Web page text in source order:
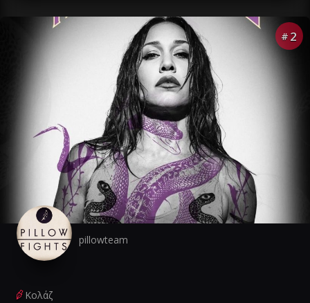
# 2
pillowteam
Κολάζ